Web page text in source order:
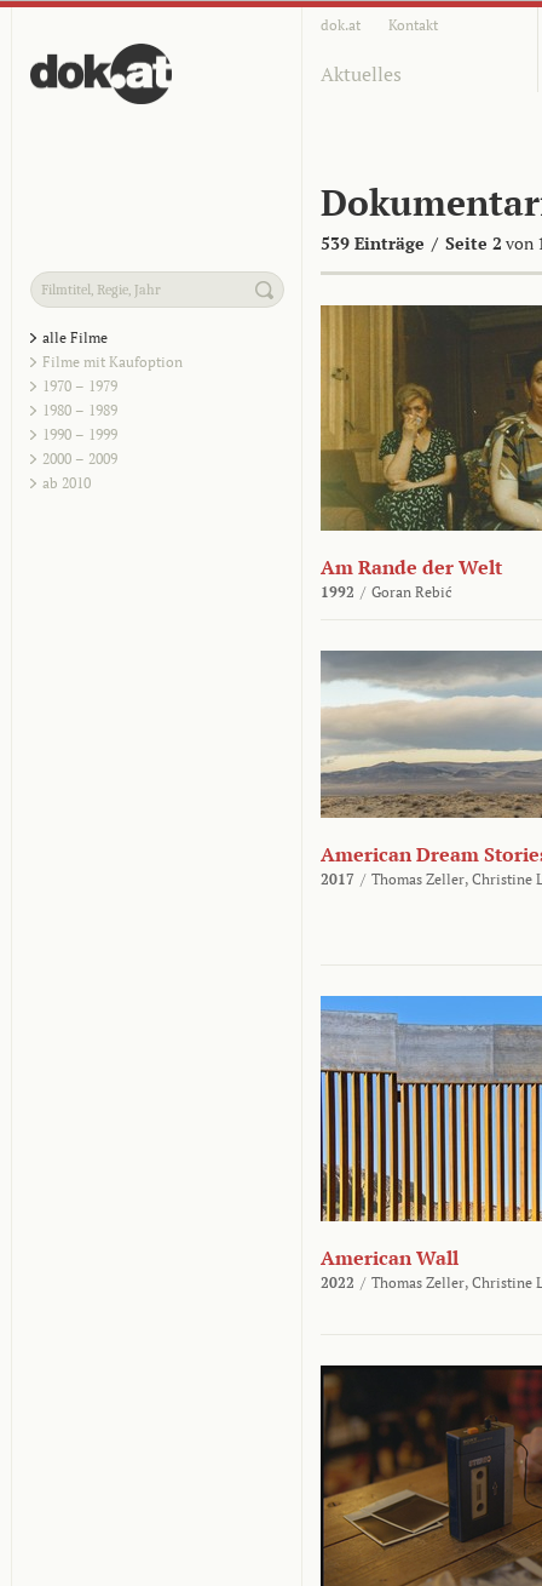
dok.at Kontakt
Aktuelles
539 Einträge / Seite 2 von
alle Filme
Filme mit Kaufoption
1970 – 1979
1980 – 1989
1990 – 1999
2000 – 2009
ab 2010
Am Rande der Welt
1992 / Goran Rebić
American Dream
2017 / Thomas Zeller, Christine
American Wall
2022 / Thomas Zeller, Christine